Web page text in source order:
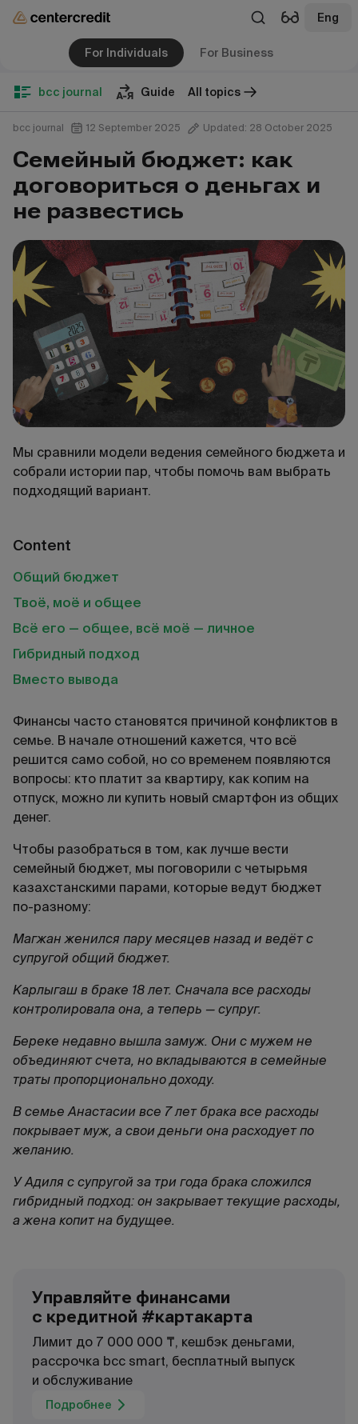
Eng
For Individuals For Business
bcc journal Guide All topics
bcc journal 12 September 2025 Updated: 28 October 2025
Семейный бюджет: как
договориться о деньгах и
не развестись
Мы сравнили модели ведения семейного бюджета и
собрали истории пар, чтобы помочь вам выбрать
подходящий вариант.
Content
Общий бюджет
Твоё, моё и общее
Всё его — общее, всё моё — личное
Гибридный подход
Вместо вывода
Финансы часто становятся причиной конфликтов в
семье. В начале отношений кажется, что всё
решится само собой, но со временем появляются
вопросы: кто платит за квартиру, как копим на
отпуск, можно ли купить новый смартфон из общих
денег.
Чтобы разобраться в том, как лучше вести
семейный бюджет, мы поговорили с четырьмя
казахстанскими парами, которые ведут бюджет
по-разному:
Магжан женился пару месяцев назад и ведёт с
супругой общий бюджет.
Карлыгаш в браке 18 лет. Сначала все расходы
контролировала она, а теперь — супруг.
Береке недавно вышла замуж. Они с мужем не
объединяют счета, но вкладываются в семейные
траты пропорционально доходу.
В семье Анастасии все 7 лет брака все расходы
покрывает муж, а свои деньги она расходует по
желанию.
У Адиля с супругой за три года брака сложился
гибридный подход: он закрывает текущие расходы,
а жена копит на будущее.
Управляйте финансами
с кредитной #картакарта
Лимит до 7 000 000 ₸, кешбэк деньгами,
рассрочка bcc smart, бесплатный выпуск
и обслуживание
Подробнее